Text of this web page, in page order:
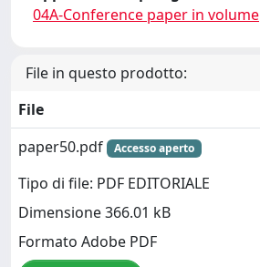
04A-Conference paper in volume
File in questo prodotto:
File
paper50.pdf
Accesso aperto
Tipo di file: PDF EDITORIALE
Dimensione 366.01 kB
Formato Adobe PDF